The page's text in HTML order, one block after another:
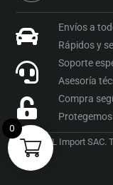
Envíos a
Rápidos y
Soporte
Asesoría
Compra
2026 OML Import
0